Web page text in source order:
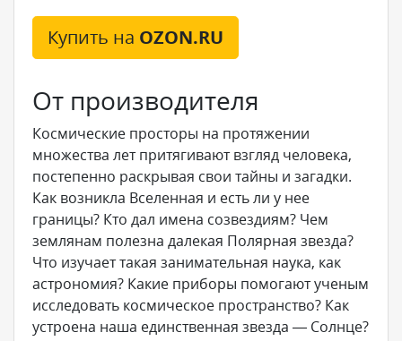
Купить на OZON.RU
От производителя
Космические просторы на протяжении
множества лет притягивают взгляд человека,
постепенно раскрывая свои тайны и загадки.
Как возникла Вселенная и есть ли у нее
границы? Кто дал имена созвездиям? Чем
землянам полезна далекая Полярная звезда?
Что изучает такая занимательная наука, как
астрономия? Какие приборы помогают ученым
исследовать космическое пространство? Как
устроена наша единственная звезда — Солнце?